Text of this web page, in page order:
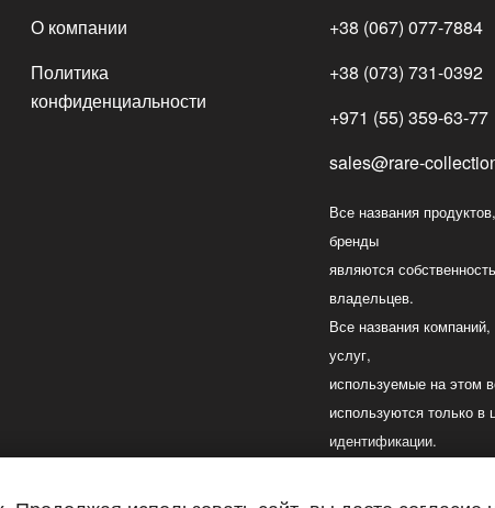
О компании
Политика
конфиденциальности
+38 (067) 077-7884
+38 (073) 731-0392
+971 (55) 359-63-77
sales@rare-
Все названия
бренды
являются
владельцев.
Все названия компаний,
услуг,
используемые на этом
используются только в
идентификации.